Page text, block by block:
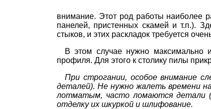
внимание. Этот род работы наиболее
панелей, пристенных скамей и т.п.).
стыков, и этих раскладок требуется
В этом случае нужно максимально
профиля. Для этого к столику пилы
При строгании, особое внимание
деталей). Не нужно жалеть времени
лотматым, часто ломаются детали
отделку их шкуркой и шлифование.